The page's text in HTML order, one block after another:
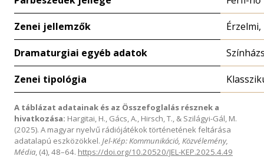
Zenei jellemzők Érzelmi,
Dramaturgiai egyéb adatok
Zenei tipológia
A táblázat adatainak és az Összefoglalás résznek a
hivatkozása: Hargitai, H., Gács, A., Hirsch, T., & Szilágyi-Gál, M.
(2025). A magyar nyelvű rádiójátékok történetének feltárása
adatalapú eszközökkel. Jel-Kép: Kommunikáció, Közvélemény,
Média, (4), 48–64. https://doi.org/10.20520/JEL-KEP.2025.4.49